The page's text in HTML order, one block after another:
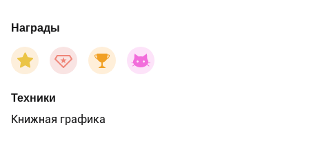
Награды
Техники
Книжная графика